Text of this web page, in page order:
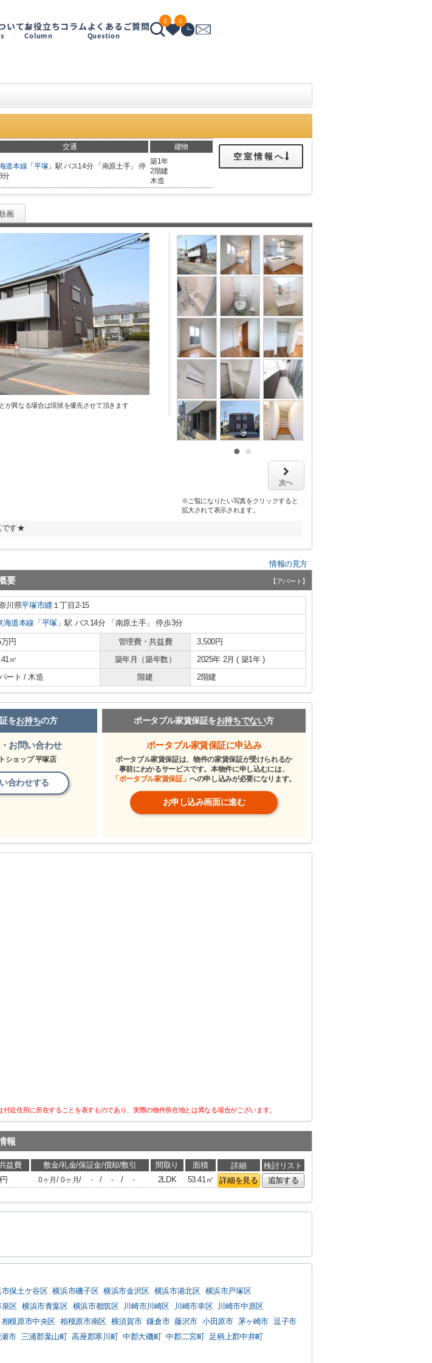
いてお役立ちコラム
Column
よくあるご質問
Question
0 0
交通 建物
道本線 「平塚 」駅 バス14分 「南原土手」 停
分
築1年
2階建
木造
空室情報へ
画
が異なる場合は現状を優先させて頂きます
次へ
※ご覧になりたい写真をクリックすると
拡大されて表示されます。
です★
情報の見方
要 【アパート】
川県平塚市纒１丁目2-15
海道本線 「 平塚 」駅 バス14分 「南原土手」 停歩3分
円 管理費・共益費
3,500円
㎡ 築年月（築年数）
2025年 2月 ( 築1年 )
ート / 木造 階建 2階建
をお持ちの方
お問い合わせ
ショップ 平塚店
合わせする
ポータブル家賃保証をお持ちでない方
ポータブル家賃保証に申込み
ポータブル家賃保証は、物件の家賃保証が受けられるか
事前にわかるサービスです。本物件に申し込むには、
「ポータブル家賃保証」への申し込みが必要になります。
お申し込み画面に進む
近住所に所在することを表すものであり、実際の物件所在地とは異なる場合がございます。
報
益費 敷金/礼金/保証金/償却/敷引 間取り 面積 詳細
検討リスト
0ヶ月/0ヶ月/ - / - / - 2LDK 53.41㎡ 詳細を見る 追加する
市保土ケ谷区 横浜市磯子区 横浜市金沢区 横浜市港北区 横浜市戸塚区
泉区 横浜市青葉区 横浜市都筑区 川崎市川崎区 川崎市幸区
川崎市中原区
相模原市中央区 相模原市南区 横須賀市 鎌倉市 藤沢市 小田原市 茅ヶ崎市 逗子市
市 三浦郡葉山町 高座郡寒川町 中郡大磯町 中郡二宮町
足柄上郡中井町